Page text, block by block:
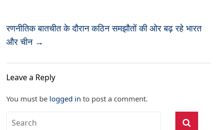
रणनीतिक बातचीत के दौरान कठिन समझौतों की ओर बढ़ रहे भारत
और चीन →
Leave a Reply
You must be logged in to post a comment.